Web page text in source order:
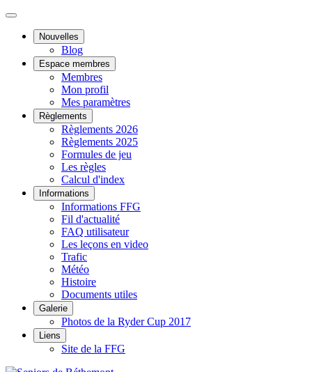
Nouvelles
Blog
Espace membres
Membres
Mon profil
Mes paramètres
Règlements
Règlements 2026
Règlements 2025
Formules de jeu
Les règles
Calcul d'index
Informations
Informations FFG
Fil d'actualité
FAQ utilisateur
Les leçons en video
Trafic
Météo
Histoire
Documents utiles
Galerie
Photos de la Ryder Cup 2017
Liens
Site de la FFG